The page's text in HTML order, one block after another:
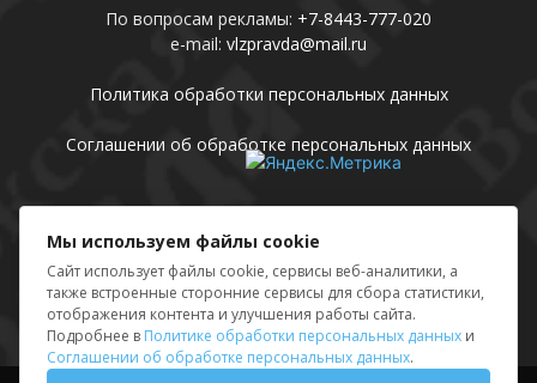
По вопросам рекламы: +7-8443-777-020
e-mail: vlzpravda@mail.ru
Политика обработки персональных данных
Соглашении об обработке персональных данных
Присоединяйтесь
Мы используем файлы cookie
Сайт использует файлы cookie, сервисы веб-аналитики, а
также встроенные сторонние сервисы для сбора статистики,
отображения контента и улучшения работы сайта.
Подробнее в Политике обработки персональных данных и
Соглашении об обработке персональных данных.